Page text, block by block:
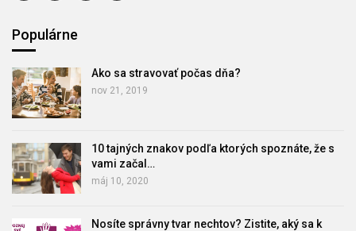
Populárne
Ako sa stravovať počas dňa?
nov 21, 2019
10 tajných znakov podľa ktorých spoznáte, že s
vami začal…
máj 10, 2020
Nosíte správny tvar nechtov? Zistite, aký sa k